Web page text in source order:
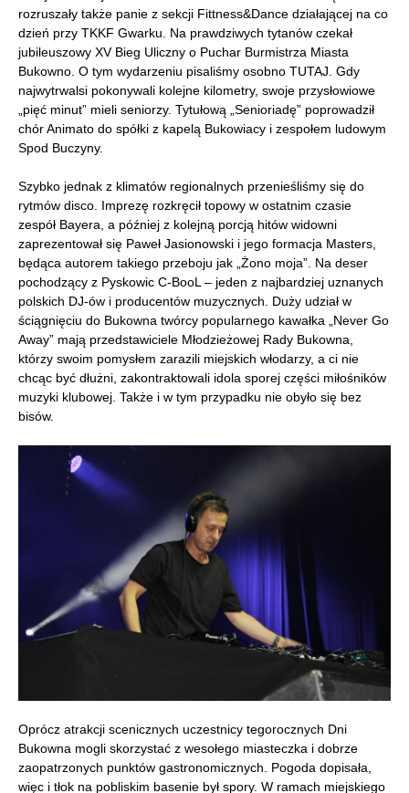
rozruszały także panie z sekcji Fittness&Dance działającej na co
dzień przy TKKF Gwarku. Na prawdziwych tytanów czekał
jubileuszowy XV Bieg Uliczny o Puchar Burmistrza Miasta
Bukowno. O tym wydarzeniu pisaliśmy osobno TUTAJ. Gdy
najwytrwalsi pokonywali kolejne kilometry, swoje przysłowiowe
„pięć minut” mieli seniorzy. Tytułową „Senioriadę” poprowadził
chór Animato do spółki z kapelą Bukowiacy i zespołem ludowym
Spod Buczyny.
Szybko jednak z klimatów regionalnych przenieśliśmy się do
rytmów disco. Imprezę rozkręcił topowy w ostatnim czasie
zespół Bayera, a później z kolejną porcją hitów widowni
zaprezentował się Paweł Jasionowski i jego formacja Masters,
będąca autorem takiego przeboju jak „Żono moja”. Na deser
pochodzący z Pyskowic C-BooL – jeden z najbardziej uznanych
polskich DJ-ów i producentów muzycznych. Duży udział w
ściągnięciu do Bukowna twórcy popularnego kawałka „Never Go
Away” mają przedstawiciele Młodzieżowej Rady Bukowna,
którzy swoim pomysłem zarazili miejskich włodarzy, a ci nie
chcąc być dłużni, zakontraktowali idola sporej części miłośników
muzyki klubowej. Także i w tym przypadku nie obyło się bez
bisów.
Oprócz atrakcji scenicznych uczestnicy tegorocznych Dni
Bukowna mogli skorzystać z wesołego miasteczka i dobrze
zaopatrzonych punktów gastronomicznych. Pogoda dopisała,
więc i tłok na pobliskim basenie był spory. W ramach miejskiego